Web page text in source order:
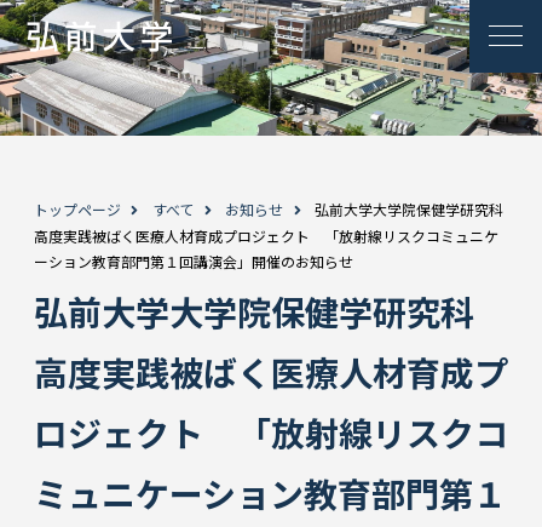
トップページ すべて お知らせ
弘前大学大学院保健学研究科
高度実践被ばく医療人材育成プロジェクト 「放射線リスクコミュニケ
ーション教育部門第１回講演会」開催のお知らせ
弘前大学大学院保健学研究科
高度実践被ばく医療人材育成プ
ロジェクト 「放射線リスクコ
ミュニケーション教育部門第１